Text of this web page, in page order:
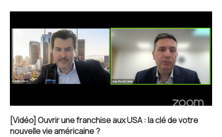
[Vidéo] Ouvrir une franchise aux USA : la clé de votre
nouvelle vie américaine ?